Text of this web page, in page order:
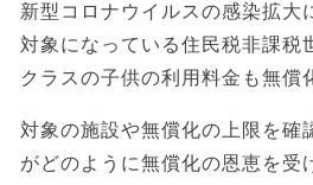
新型コロナウイルスの感染拡大
対象になっている住民税非課税
クラスの子供の利用料金も無償
対象の施設や無償化の上限を確
がどのように無償化の恩恵を受